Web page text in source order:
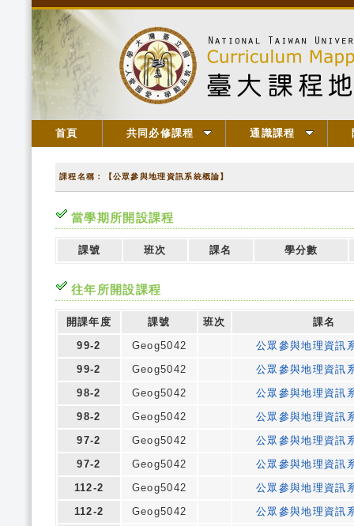
首頁 共同必修課程 通識課程
課程名稱：【公眾參與地理資訊系統概論】
當學期所開設課程
課號 班次 課名 學分數
往年所開設課程
開課年度 課號 班次
課名
99-2
Geog5042
公眾參與地理資訊
99-2
Geog5042
公眾參與地理資訊
98-2
Geog5042
公眾參與地理資訊
98-2
Geog5042
公眾參與地理資訊
97-2
Geog5042
公眾參與地理資訊
97-2
Geog5042
公眾參與地理資訊
112-2
Geog5042
公眾參與地理資訊
112-2
Geog5042
公眾參與地理資訊